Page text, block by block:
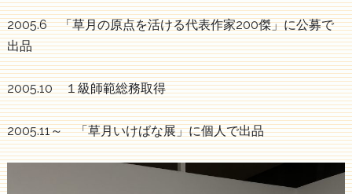
2005.6 「草月の原点を活ける代表作家200傑」に公募で
出品
2005.10 １級師範総務取得
2005.11～ 「草月いけばな展」に個人で出品